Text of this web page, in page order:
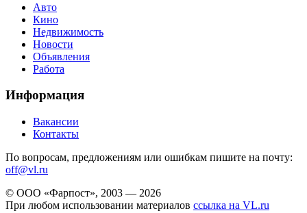
Авто
Кино
Недвижимость
Новости
Объявления
Работа
Информация
Вакансии
Контакты
По вопросам, предложениям или ошибкам пишите на почту:
off@vl.ru
© ООО «Фарпост», 2003 — 2026
При любом использовании материалов ссылка на VL.ru